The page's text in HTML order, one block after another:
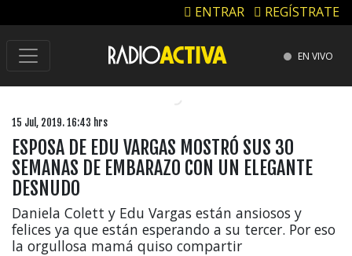
ENTRAR REGÍSTRATE
EN VIVO
15 Jul, 2019. 16:43 hrs
ESPOSA DE EDU VARGAS MOSTRÓ SUS 30
SEMANAS DE EMBARAZO CON UN ELEGANTE
DESNUDO
Daniela Colett y Edu Vargas están ansiosos y
felices ya que están esperando a su tercer. Por eso
la orgullosa mamá quiso compartir